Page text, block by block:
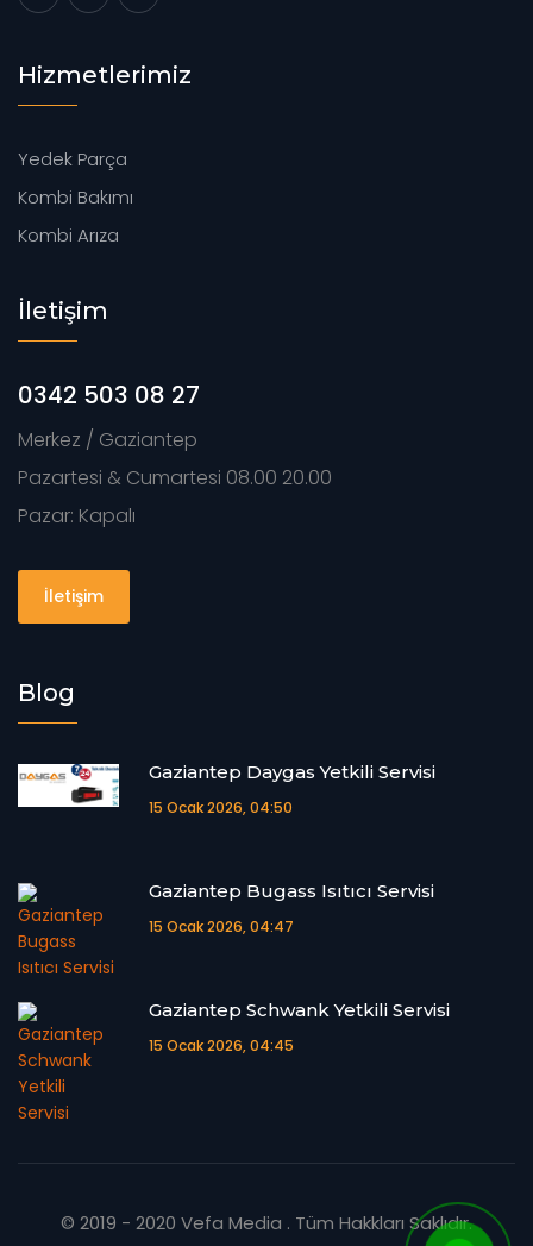
Hizmetlerimiz
Yedek Parça
Kombi Bakımı
Kombi Arıza
İletişim
0342 503 08 27
Merkez / Gaziantep
Pazartesi & Cumartesi 08.00 20.00
Pazar: Kapalı
İletişim
Blog
Gaziantep Daygas Yetkili Servisi
15 Ocak 2026, 04:50
Gaziantep Bugass Isıtıcı Servisi
15 Ocak 2026, 04:47
Gaziantep Schwank Yetkili Servisi
15 Ocak 2026, 04:45
© 2019 - 2020 Vefa Media . Tüm Hakkları Saklıdır.